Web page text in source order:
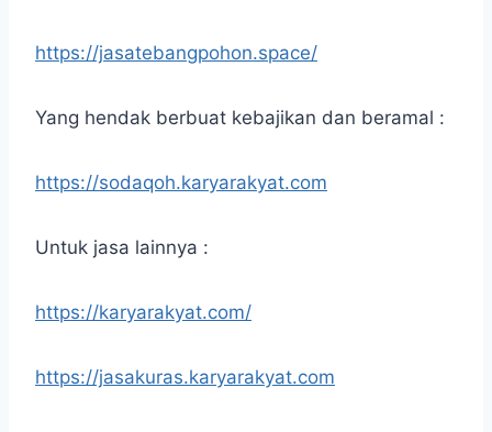
https://jasatebangpohon.space/
Yang hendak berbuat kebajikan dan beramal :
https://sodaqoh.karyarakyat.com
Untuk jasa lainnya :
https://karyarakyat.com/
https://jasakuras.karyarakyat.com